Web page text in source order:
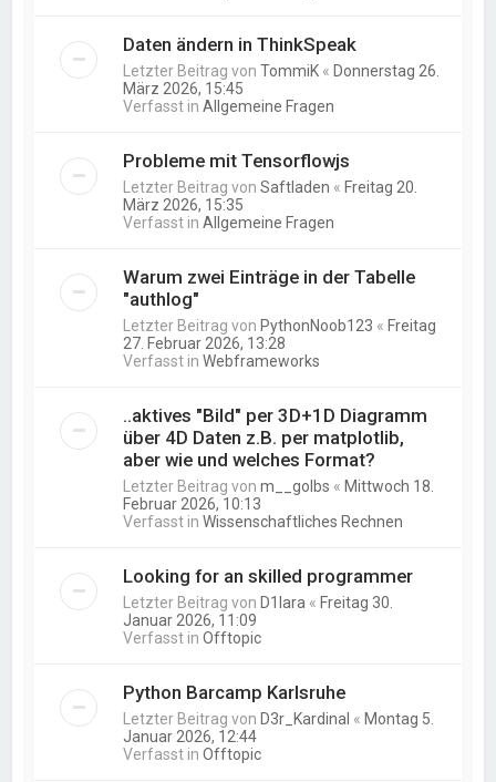
Daten ändern in ThinkSpeak
Letzter Beitrag vonTommiK « Donnerstag 26.
März 2026, 15:45
Verfasst inAllgemeine Fragen
Probleme mit Tensorflowjs
Letzter Beitrag vonSaftladen « Freitag 20.
März 2026, 15:35
Verfasst inAllgemeine Fragen
Warum zwei Einträge in der Tabelle
"authlog"
Letzter Beitrag von PythonNoob123 « Freitag
27. Februar 2026, 13:28
Verfasst inWebframeworks
..aktives "Bild" per 3D+1D Diagramm
über 4D Daten z.B. per matplotlib,
aber wie und welches Format?
Letzter Beitrag vonm__golbs « Mittwoch 18.
Februar 2026, 10:13
Verfasst inWissenschaftliches Rechnen
Looking for an skilled programmer
Letzter Beitrag von D1lara « Freitag 30.
Januar 2026, 11:09
Verfasst inOfftopic
Python Barcamp Karlsruhe
Letzter Beitrag von D3r_Kardinal « Montag 5.
Januar 2026, 12:44
Verfasst inOfftopic